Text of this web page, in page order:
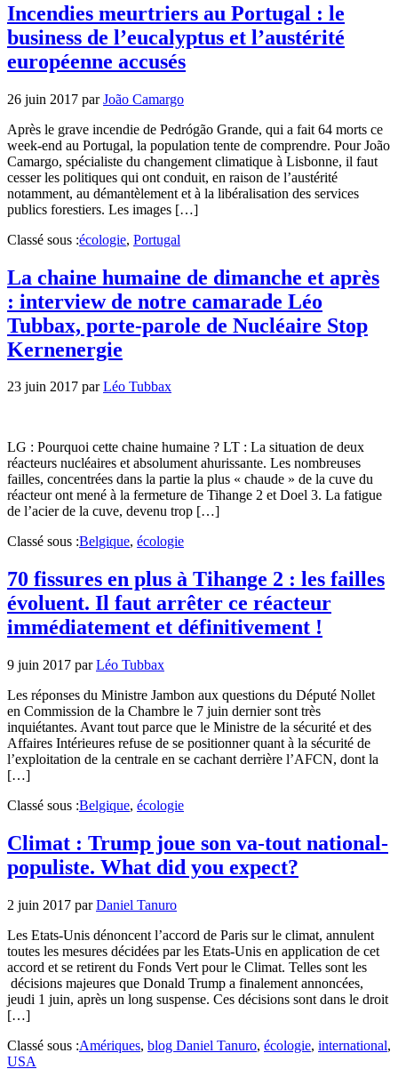
Incendies meurtriers au Portugal : le
business de l’eucalyptus et l’austérité
européenne accusés
26 juin 2017 parJoão Camargo
Après le grave incendie de Pedrógão Grande, qui a fait 64 morts ce
week-end au Portugal, la population tente de comprendre. Pour João
Camargo, spécialiste du changement climatique à Lisbonne, il faut
cesser les politiques qui ont conduit, en raison de l’austérité
notamment, au démantèlement et à la libéralisation des services
publics forestiers. Les images […]
Classé sous :écologie, Portugal
La chaine humaine de dimanche et après
: interview de notre camarade Léo
Tubbax, porte-parole de Nucléaire Stop
Kernenergie
23 juin 2017 parLéo Tubbax
LG : Pourquoi cette chaine humaine ? LT : La situation de deux
réacteurs nucléaires et absolument ahurissante. Les nombreuses
failles, concentrées dans la partie la plus « chaude » de la cuve du
réacteur ont mené à la fermeture de Tihange 2 et Doel 3. La fatigue
de l’acier de la cuve, devenu trop […]
Classé sous :Belgique, écologie
70 fissures en plus à Tihange 2 : les failles
évoluent. Il faut arrêter ce réacteur
immédiatement et définitivement !
9 juin 2017 parLéo Tubbax
Les réponses du Ministre Jambon aux questions du Député Nollet
en Commission de la Chambre le 7 juin dernier sont très
inquiétantes. Avant tout parce que le Ministre de la sécurité et des
Affaires Intérieures refuse de se positionner quant à la sécurité de
l’exploitation de la centrale en se cachant derrière l’AFCN, dont la
[…]
Classé sous :Belgique, écologie
Climat : Trump joue son va-tout national-
populiste. What did you expect?
2 juin 2017 parDaniel Tanuro
Les Etats-Unis dénoncent l’accord de Paris sur le climat, annulent
toutes les mesures décidées par les Etats-Unis en application de cet
accord et se retirent du Fonds Vert pour le Climat. Telles sont les
décisions majeures que Donald Trump a finalement annoncées,
jeudi 1 juin, après un long suspense. Ces décisions sont dans le droit
[…]
Classé sous :Amériques, blog Daniel Tanuro, écologie, international,
USA